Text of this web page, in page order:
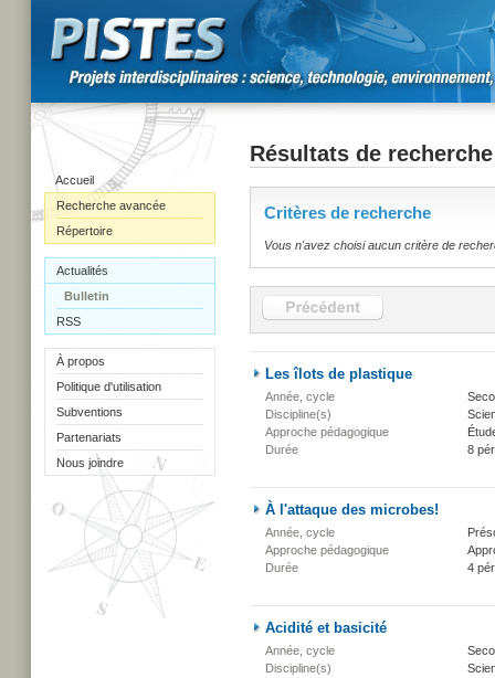
Accueil
Recherche avancée
Répertoire
Actualités
Bulletin
RSS
À propos
Politique d'utilisation
Subventions
Partenariats
Nous joindre
Résultats de recherche
Critères de recherche
Vous n'avez choisi aucun critère de
Les îlots de plastique
Année, cycle
Discipline(s)
Approche pédagogique
Durée
8
À l'attaque des microbes!
Année, cycle
Approche pédagogique
Durée
4
Acidité et basicité
Année, cycle
Discipline(s)